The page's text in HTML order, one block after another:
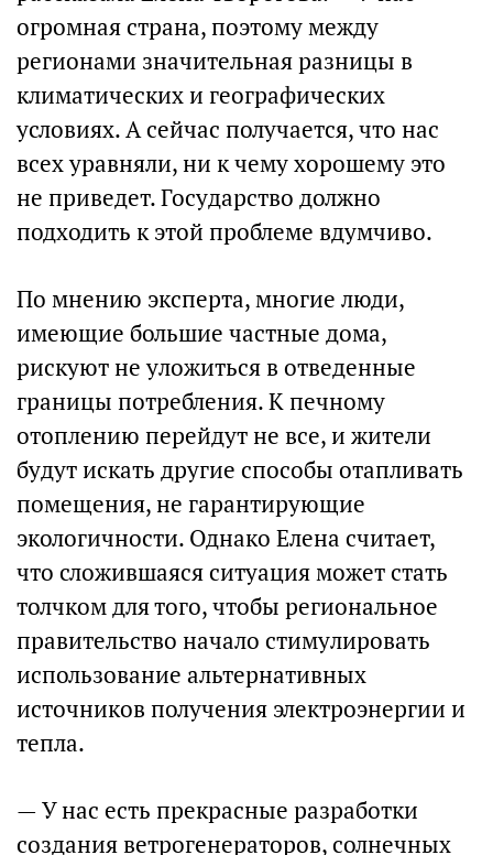
огромная страна, поэтому между
регионами значительная разницы в
климатических и географических
условиях. А сейчас получается, что нас
всех уравняли, ни к чему хорошему это
не приведет. Государство должно
подходить к этой проблеме вдумчиво.
По мнению эксперта, многие люди,
имеющие большие частные дома,
рискуют не уложиться в отведенные
границы потребления. К печному
отоплению перейдут не все, и жители
будут искать другие способы отапливать
помещения, не гарантирующие
экологичности. Однако Елена считает,
что сложившаяся ситуация может стать
толчком для того, чтобы региональное
правительство начало стимулировать
использование альтернативных
источников получения электроэнергии и
тепла.
— У нас есть прекрасные разработки
создания ветрогенераторов, солнечных